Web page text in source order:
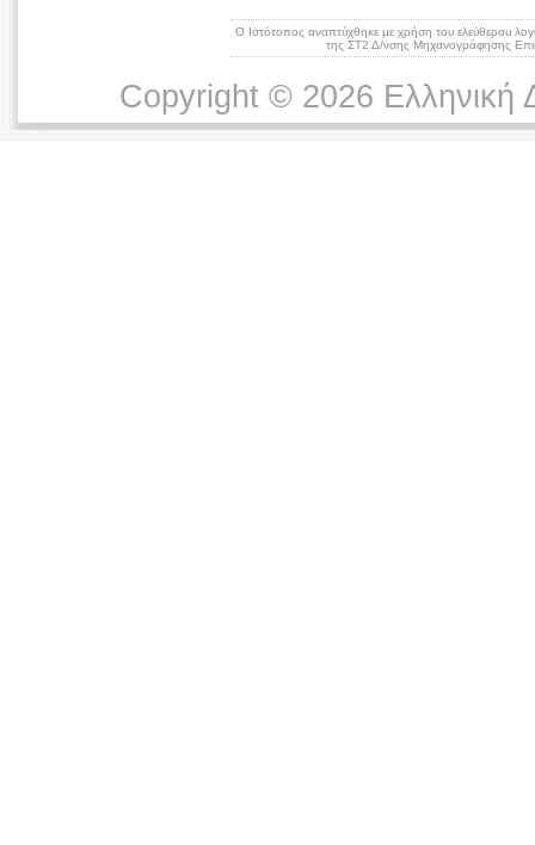
Ο Ιστότοπος αναπτύχθηκε με χρήση του ελεύθερου
της ΣΤ2 Δ/νσης Μηχανογράφησης
Copyright © 2026